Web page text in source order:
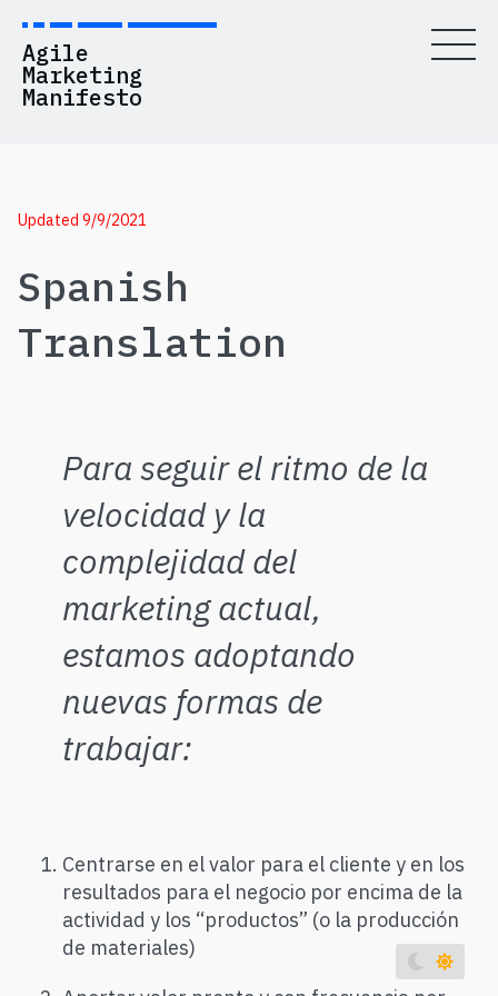
Agile
Marketing
Manifesto
Values
History
Resources
French
Italian
German
Turkish
View All Translations
Updated 9/9/2021
Spanish
Translation
Para seguir el ritmo de la
velocidad y la
complejidad del
marketing actual,
estamos adoptando
nuevas formas de
trabajar:
Centrarse en el valor para el cliente y en los
resultados para el negocio por encima de la
actividad y los “productos” (o la producción
de materiales)